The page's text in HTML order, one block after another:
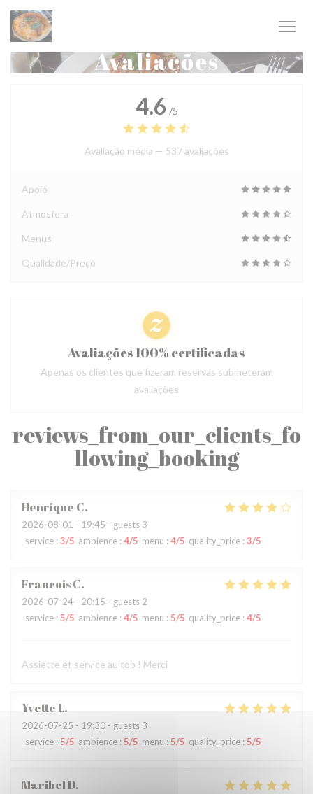
Painel de Gerenciamento de Cookies
Avaliações
reviews_from_our_clients_fo
llowing_booking
Henrique C
2026-08-01 - 19:45 - guests 3
service : 3/5 ambience : 4/5 menu : 4/5 quality_price : 3/5
FrancoisC
2026-07-24 - 20:15 - guests 2
service : 5/5 ambience : 4/5 menu : 5/5 quality_price : 4/5
Assiette et service au top ! Merci
YvetteL
2026-07-25 - 19:30 - guests 3
service : 5/5 ambience : 5/5 menu : 5/5 quality_price : 5/5
MaribelD
4.6 /5
Avaliação média — 537 avaliações
Apoio
Atmosfera
Menus
Qualidade/Preço
Avaliações 100% certificadas
Apenas os clientes que fizeram reservas submeteram
avaliações